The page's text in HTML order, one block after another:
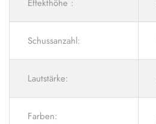
Effekthöhe :
Schussanzahl:
Lautstärke:
Farben: